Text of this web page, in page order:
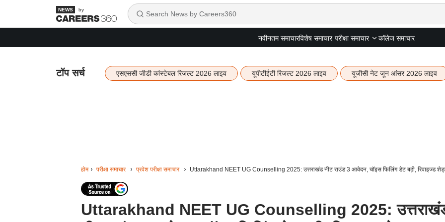
by
नवीनतम समाचारविशेष समाचार परीक्षा समाचार कॉलेज समाचार
टॉप सर्च एसएससी जीडी कांस्टेबल रिजल्ट 2026 लाइव यूपीटीईटी रिजल्ट 2026 लाइव यूजीसी नेट जून आंसर 2026 लाइव
होम परीक्षा समाचार प्रवेश परीक्षा समाचार Uttarakhand NEET UG Counselling 2025: उत्तराखंड नीट राउंड 3 आवेदन, चॉइस फिलिंग डेट बढ़ी, रिवाइज्ड
Uttarakhand NEET UG Counselling 2025: